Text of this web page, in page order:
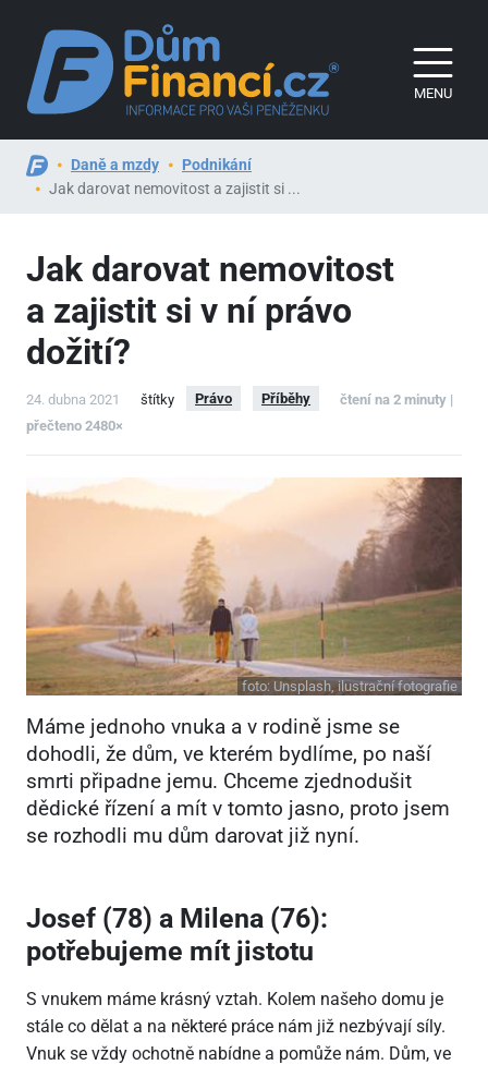
MENU
Daně a mzdy
Podnikání
Jak darovat nemovitost a zajistit si ...
Jak darovat nemovitost
a zajistit si v ní právo
dožití?
24. dubna 2021 štítky Právo Příběhy
čtení na 2 minuty |
přečteno 2480×
foto: Unsplash, ilustrační fotografie
Máme jednoho vnuka a v rodině jsme se
dohodli, že dům, ve kterém bydlíme, po naší
smrti připadne jemu. Chceme zjednodušit
dědické řízení a mít v tomto jasno, proto jsem
se rozhodli mu dům darovat již nyní.
Josef (78) a Milena (76):
potřebujeme mít jistotu
S vnukem máme krásný vztah. Kolem našeho domu je
stále co dělat a na některé práce nám již nezbývají síly.
Vnuk se vždy ochotně nabídne a pomůže nám. Dům, ve